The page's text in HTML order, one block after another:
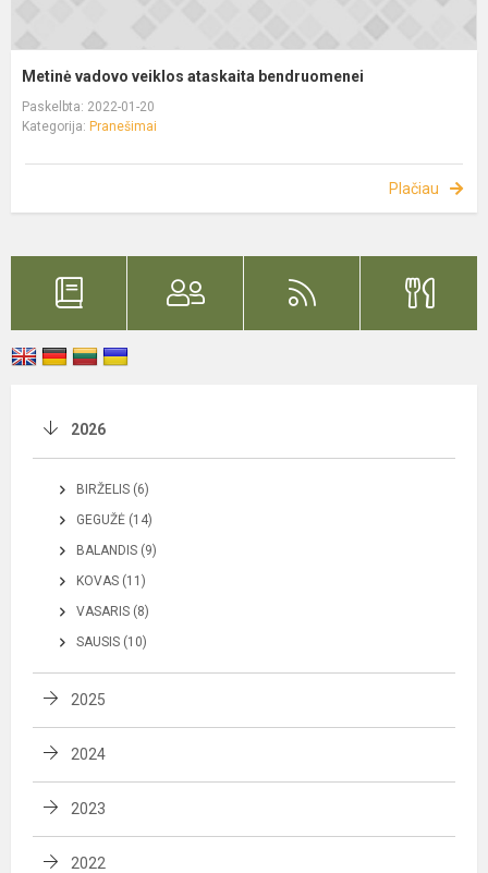
Metinė vadovo veiklos ataskaita bendruomenei
Paskelbta: 2022-01-20
Kategorija: Pranešimai
Plačiau
2026
BIRŽELIS (6)
GEGUŽĖ (14)
BALANDIS (9)
KOVAS (11)
VASARIS (8)
SAUSIS (10)
2025
2024
2023
2022